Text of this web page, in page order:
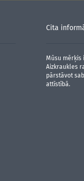
Cita
Mūsu mērķis
Aizkraukles
pārstāvot
attīstībā.